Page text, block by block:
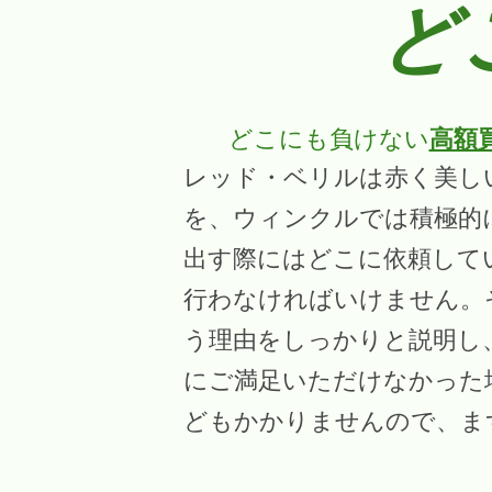
ど
どこにも負けない高額
レッド・ベリルは赤く美
を、ウィンクルでは積極
出す際にはどこに依頼し
行わなければいけません
う理由をしっかりと説明
にご満足いただけなかっ
どもかかりませんので、